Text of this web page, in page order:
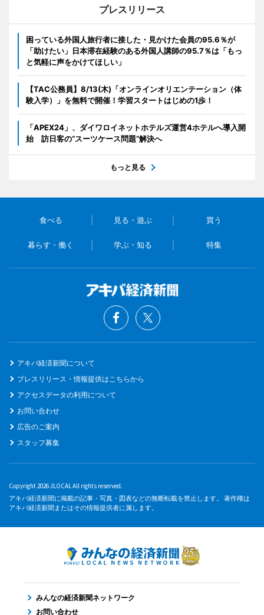
プレスリリース
困っている外国人旅行者に接した・見かけた会員の95.6％が
「助けたい」日本滞在経験のある外国人講師の95.7％は「もっ
と気軽に声をかけてほしい」
【TAC公務員】8/13(木)「オンラインオリエンテーション（体
験入学）」を無料で開催！学習スタートはじめの1歩！
「APEX24」、ダイワロイネットホテルズ運営4ホテルへ導入開
始 訪日客の“スーツケース問題”解決へ
もっと見る
食べる 見る・遊ぶ 買う
暮らす・働く 学ぶ・知る 特集
アキバ経済新聞について
プレスリリース・情報提供はこちらから
アクセスデータの利用について
お問い合わせ
広告のご案内
スタッフ募集
Copyright 2026 JLOCAL All rights reserved.
アキバ経済新聞に掲載の記事・写真・図表などの無断転載を禁止します。 著作権は
アキバ経済新聞またはその情報提供者に属します。
みんなの経済新聞ネットワーク
お問い合わせ